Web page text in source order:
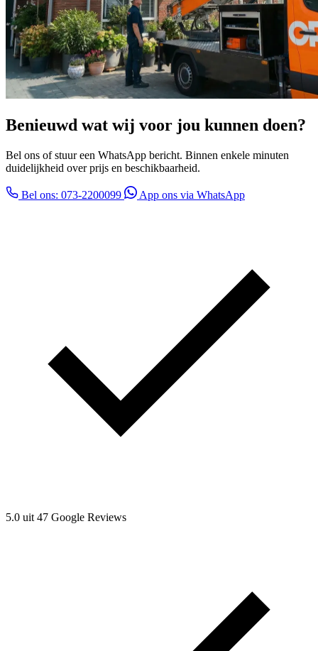
Benieuwd wat wij voor jou kunnen doen?
Bel ons of stuur een WhatsApp bericht. Binnen enkele minuten
duidelijkheid over prijs en beschikbaarheid.
Bel ons: 073-2200099 App ons via WhatsApp
5.0 uit 47 Google Reviews